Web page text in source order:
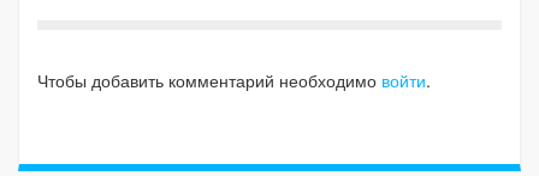
Чтобы добавить комментарий необходимо войти.